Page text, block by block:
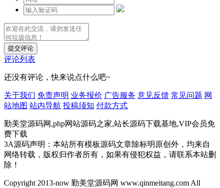
提交评论
评论列表
还没有评论，快来说点什么吧~
关于我们 免责声明 业务报价 广告服务 意见反馈 常见问题 网
站地图 站内导航 投稿须知 付款方式
勤美堂源码网,php网站源码之家,站长源码下载基地,VIP会员免
费下载
3A源码声明：本站所有模板源码文章除标明原创外，均来自
网络转载，版权归作者所有，如果有侵犯权益，请联系本站删
除！
Copyright 2013-now 勤美堂源码网 www.qinmeitang.com All